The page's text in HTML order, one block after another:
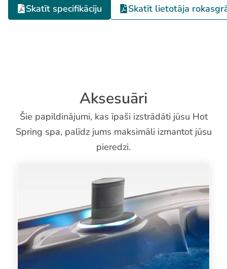
Skatīt specifikāciju Skatīt lietotāja
Aksesuāri
Šie papildinājumi, kas īpaši izstrādāti jūsu Hot
Spring spa, palīdz jums maksimāli izmantot jūsu
pieredzi.